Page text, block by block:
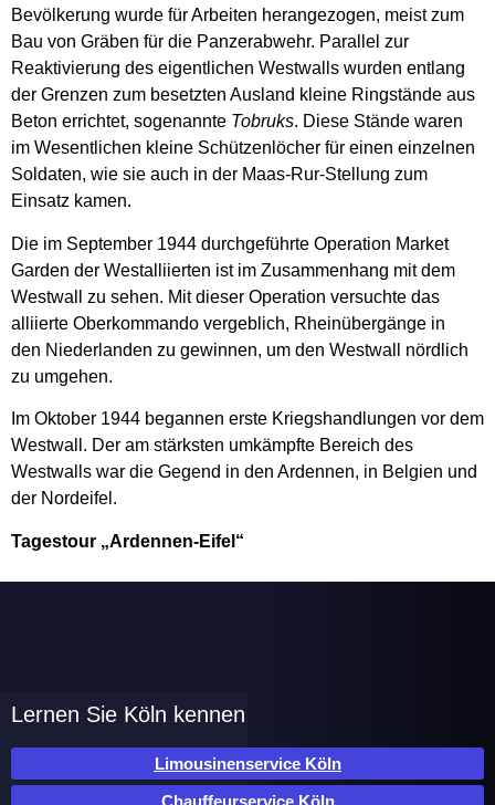
Bevölkerung wurde für Arbeiten herangezogen, meist zum
Bau von Gräben für die Panzerabwehr. Parallel zur
Reaktivierung des eigentlichen Westwalls wurden entlang
der Grenzen zum besetzten Ausland kleine Ringstände aus
Beton errichtet, sogenannte Tobruks. Diese Stände waren
im Wesentlichen kleine Schützenlöcher für einen einzelnen
Soldaten, wie sie auch in der Maas-Rur-Stellung zum
Einsatz kamen.
Die im September 1944 durchgeführte Operation Market
Garden der Westalliierten ist im Zusammenhang mit dem
Westwall zu sehen. Mit dieser Operation versuchte das
alliierte Oberkommando vergeblich, Rheinübergänge in
den Niederlanden zu gewinnen, um den Westwall nördlich
zu umgehen.
Im Oktober 1944 begannen erste Kriegshandlungen vor dem
Westwall. Der am stärksten umkämpfte Bereich des
Westwalls war die Gegend in den Ardennen, in Belgien und
der Nordeifel.
Tagestour „Ardennen-Eifel“
Lernen Sie Köln kennen
Limousinenservice Köln
Chauffeurservice Köln